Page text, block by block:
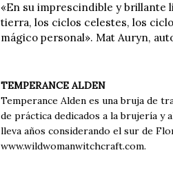
«En su imprescindible y brillante
tierra, los ciclos celestes, los
mágico personal». Mat Auryn,
TEMPERANCE ALDEN
Temperance Alden es una bruja de
de práctica dedicados a la brujería y
lleva años considerando el sur de
www.wildwomanwitchcraft.com.